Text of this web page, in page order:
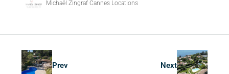
Michaël Zingraf Cannes Locations
Prev Next